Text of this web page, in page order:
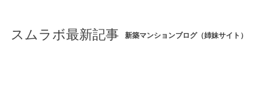
スムラボ最新記事 新築マンションブログ（姉妹サイト）